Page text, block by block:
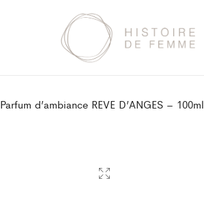
Parfum d’ambiance REVE D’ANGES – 100ml